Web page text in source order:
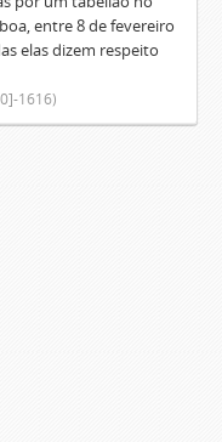
entre 8 de fevereiro
elas dizem respeito
1616)